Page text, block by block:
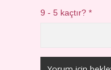
9 - 5 kaçtır?*